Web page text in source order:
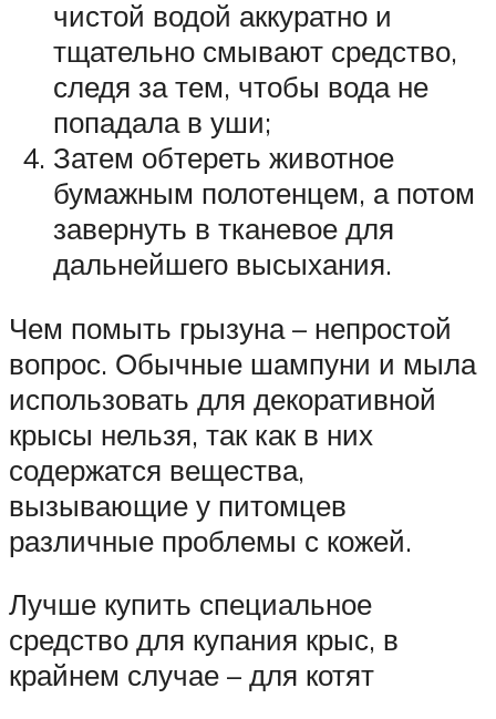
чистой водой аккуратно и
тщательно смывают средство,
следя за тем, чтобы вода не
попадала в уши;
Затем обтереть животное
бумажным полотенцем, а потом
завернуть в тканевое для
дальнейшего высыхания.
Чем помыть грызуна – непростой
вопрос. Обычные шампуни и мыла
использовать для декоративной
крысы нельзя, так как в них
содержатся вещества,
вызывающие у питомцев
различные проблемы с кожей.
Лучше купить специальное
средство для купания крыс, в
крайнем случае – для котят